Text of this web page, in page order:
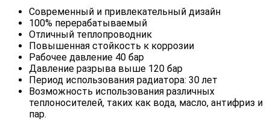
Современный и привлекательный дизайн
100% перерабатываемый
Отличный теплопроводник
Повышенная стойкость к коррозии
Рабочее давление 40 бар
Давление разрыва выше 120 бар
Период использования радиатора: 30 лет
Возможность использования различных
теплоносителей, таких как вода, масло, антифриз и
пар.